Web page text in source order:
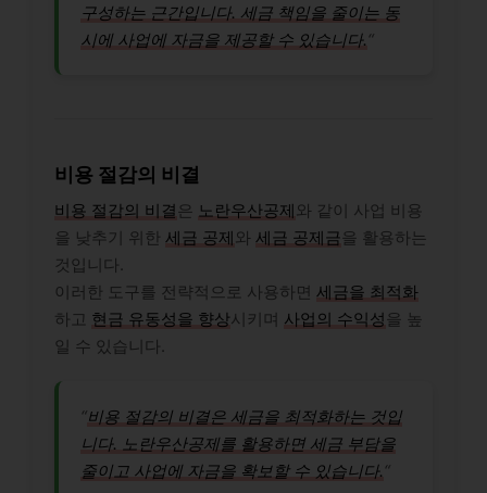
구성하는 근간입니다. 세금 책임을 줄이는 동
시에 사업에 자금을 제공할 수 있습니다. “
비용 절감의 비결
비용 절감의 비결은 노란우산공제 와 같이 사업 비용
을 낮추기 위한 세금 공제 와 세금 공제금을 활용하는
것입니다.
이러한 도구를 전략적으로 사용하면 세금을 최적화
하고 현금 유동성을 향상시키며 사업의 수익성을 높
일 수 있습니다.
“비용 절감의 비결은 세금을 최적화하는 것입
니다. 노란우산공제를 활용하면 세금 부담을
줄이고 사업에 자금을 확보할 수 있습니다. “